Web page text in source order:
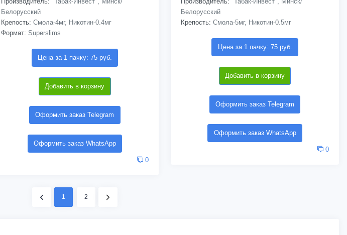
Белорусский
Крепость: Смола-4мг, Никотин-0.4мг
Формат: Superslims
Цена за 1 пачку: 75 руб.
Добавить в корзину
Оформить заказ Telegram
Оформить заказ WhatsApp
0
Белорусский
Крепость: Смола-5мг, Никотин-0.5мг
Цена за 1 пачку: 75 руб.
Добавить в корзину
Оформить заказ Telegram
Оформить заказ WhatsApp
0
1 2